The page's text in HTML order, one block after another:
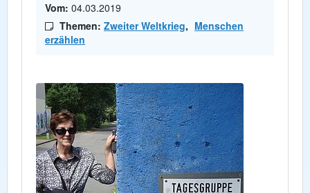
Vom: 04.03.2019
Themen: Zweiter Weltkrieg, Menschen
erzählen